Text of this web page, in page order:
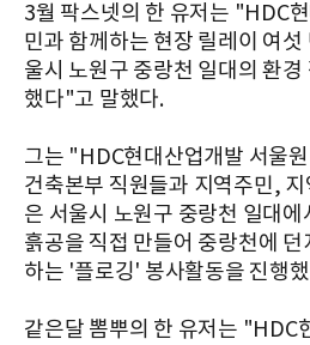
3월 팍스넷의 한 유저는 "HDC
민과 함께하는 현장 릴레이 여섯
울시 노원구 중랑천 일대의 환
했다"고 말했다.
그는 "HDC현대산업개발 서울
건축본부 직원들과 지역주민,
은 서울시 노원구 중랑천 일대
흙공을 직접 만들어 중랑천에 던
하는 '플로깅' 봉사활동을 진행
같은달 뽐뿌의 한 유저는 "HDC